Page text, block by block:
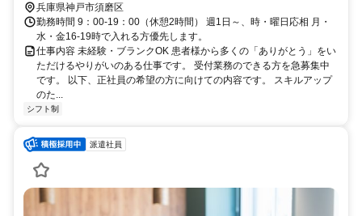
兵庫県神戸市須磨区
勤務時間 9：00-19：00（休憩2時間） 週1日～、時・曜日応相 月・
水・金16-19時で入れる方優先します。
仕事内容 未経験・ブランクOK 患者様から多くの「ありがとう」をい
ただけるやりがいのある仕事です。 受付業務のできる方を急募集中
です。 以下、正社員の希望の方に向けての内容です。 スキルアップ
のた...
シフト制
派遣社員